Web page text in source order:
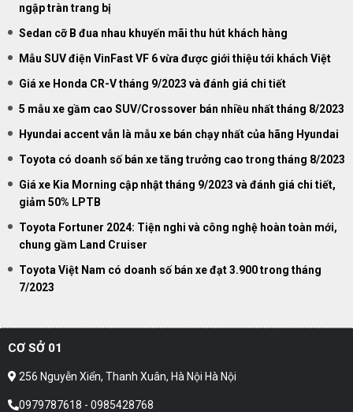
ngập tràn trang bị
Sedan cỡ B đua nhau khuyến mãi thu hút khách hàng
Mẫu SUV điện VinFast VF 6 vừa được giới thiệu tới khách Việt
Giá xe Honda CR-V tháng 9/2023 và đánh giá chi tiết
5 mẫu xe gầm cao SUV/Crossover bán nhiều nhất tháng 8/2023
Hyundai accent vẫn là mẫu xe bán chạy nhất của hãng Hyundai
Toyota có doanh số bán xe tăng trưởng cao trong tháng 8/2023
Giá xe Kia Morning cập nhật tháng 9/2023 và đánh giá chi tiết,
giảm 50% LPTB
Toyota Fortuner 2024: Tiện nghi và công nghệ hoàn toàn mới,
chung gầm Land Cruiser
Toyota Việt Nam có doanh số bán xe đạt 3.900 trong tháng
7/2023
CƠ SỞ 01
256 Nguyễn Xiển, Thanh Xuân, Hà Nội Hà Nội
0979787618 - 0985428768